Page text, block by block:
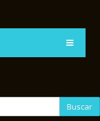
Buscar